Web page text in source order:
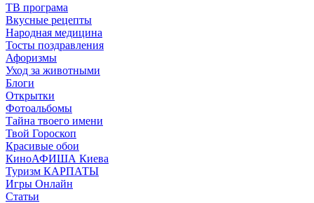
ТВ програма
Вкусные рецепты
Народная медицина
Тосты поздравления
Афоризмы
Уход за животными
Блоги
Открытки
Фотоальбомы
Тайна твоего имени
Твой Гороскоп
Красивые обои
КиноАФИША Киева
Туризм КАРПАТЫ
Игры Онлайн
Статьи